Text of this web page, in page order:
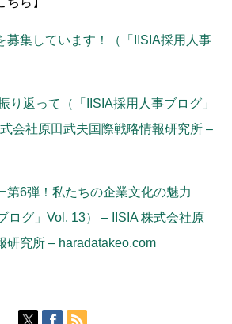
募集しています！（「IISIA採用人事
り返って（「IISIA採用人事ブログ」
会社原田武夫国際戦略情報研究所 –
第6弾！私たちの企業文化の魅力
ログ」Vol. 13） – IISIA 株式会社原
研究所 – haradatakeo.com